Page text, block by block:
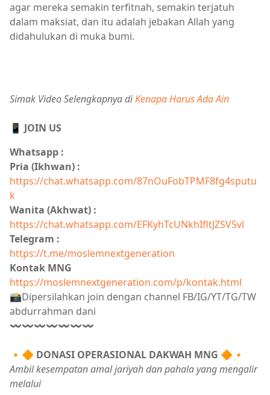
agar mereka semakin terfitnah, semakin terjatuh
dalam maksiat, dan itu adalah jebakan Allah yang
didahulukan di muka bumi.
Simak Video Selengkapnya diKenapa Harus Ada Ain
📱 JOIN US
Whatsapp :
Pria (Ikhwan) :
https://chat.whatsapp.com/87nOuFobTPMF8fg4sputu
k
Wanita (Akhwat) :
https://chat.whatsapp.com/EFKyhTcUNkhIfltJZSV5vl
Telegram :
https://t.me/moslemnextgeneration
Kontak MNG
https://moslemnextgeneration.com/p/kontak.html
📸Dipersilahkan join dengan channel FB/IG/YT/TG/TW
abdurrahman dani
〰〰〰〰〰〰〰
🔸🔶 DONASI OPERASIONAL DAKWAH MNG 🔶🔸
Ambil kesempatan amal jariyah dan pahala yang mengalir
melalui